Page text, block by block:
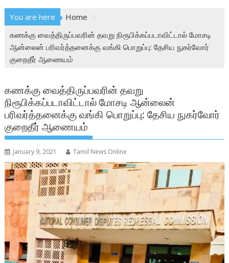
You are here
Home
கணக்கு வைத்திருப்பவரின் தவறு நிரூபிக்கப்படாவிட்டால் மோசடி
ஆன்லைன் பரிவர்த்தனைக்கு வங்கி பொறுப்பு: தேசிய நுகர்வோர்
குறைதீர் ஆணையம்
கணக்கு வைத்திருப்பவரின் தவறு
நிரூபிக்கப்படாவிட்டால் மோசடி ஆன்லைன்
பரிவர்த்தனைக்கு வங்கி பொறுப்பு: தேசிய நுகர்வோர்
குறைதீர் ஆணையம்
January 9, 2021 Tamil News Online